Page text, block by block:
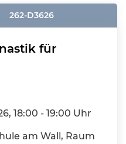
262-D3626
für
18:00 - 19:00 Uhr
am Wall, Raum